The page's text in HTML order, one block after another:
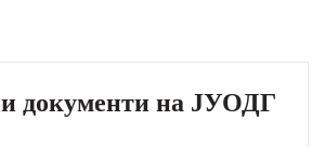
документи на ЈУОДГ